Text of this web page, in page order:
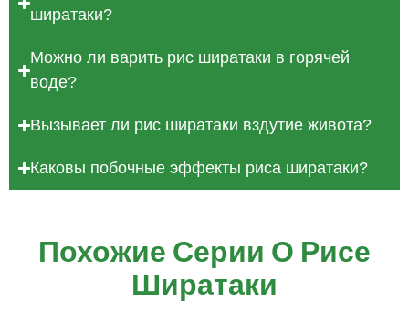
ширатаки?
Можно ли варить рис ширатаки в горячей
воде?
Вызывает ли рис ширатаки вздутие живота?
Каковы побочные эффекты риса ширатаки?
Похожие Серии О Рисе
Ширатаки